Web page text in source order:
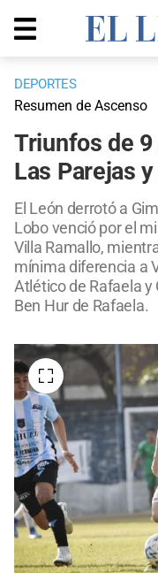
DEPORTES
Resumen de Ascenso
Triunfos de
Las Parejas
El León derrotó a
Lobo venció por el
Villa Ramallo,
mínima diferencia a
Atlético de Rafaela y
Ben Hur de Rafaela.